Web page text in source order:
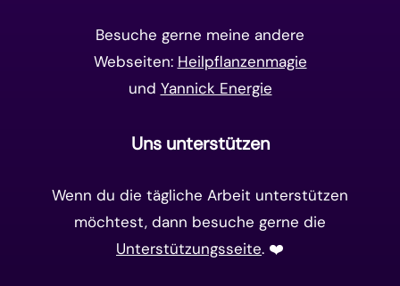
Besuche gerne meine andere
Webseiten: Heilpflanzenmagie
und Yannick Energie
Uns unterstützen
Wenn du die tägliche Arbeit unterstützen
möchtest, dann besuche gerne die
Unterstützungsseite. ❤️️